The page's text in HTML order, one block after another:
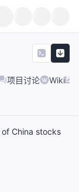
项目讨论 Wiki
China stocks